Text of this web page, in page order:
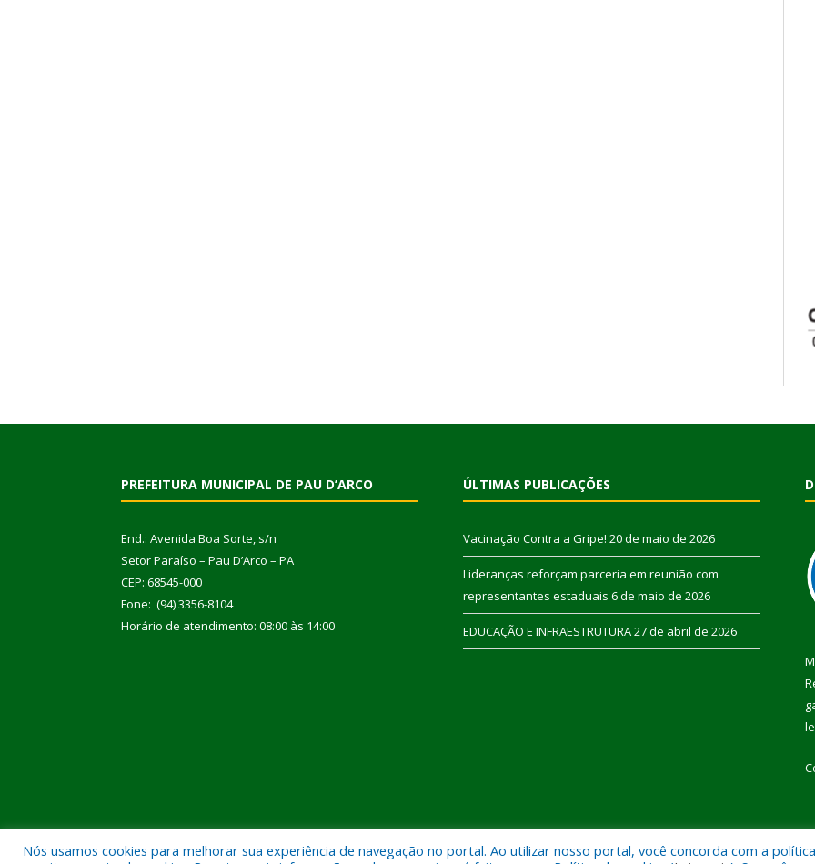
PREFEITURA MUNICIPAL DE PAU D’ARCO
End.: Avenida Boa Sorte, s/n
Setor Paraíso – Pau D’Arco – PA
CEP: 68545-000
Fone: (94) 3356-8104
Horário de atendimento: 08:00 às 14:00
ÚLTIMAS PUBLICAÇÕES
Vacinação Contra a Gripe! 20 de maio de 2026
Lideranças reforçam parceria em reunião com
representantes estaduais 6 de maio de 2026
EDUCAÇÃO E INFRAESTRUTURA27 de abril de 2026
Nós usamos cookies para melhorar sua experiência de navegação no portal. Ao utilizar nosso portal, você concorda com a